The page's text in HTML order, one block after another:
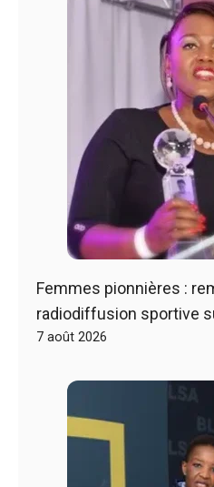
Femmes pionnières :
radiodiffusion sportive
7 août 2026